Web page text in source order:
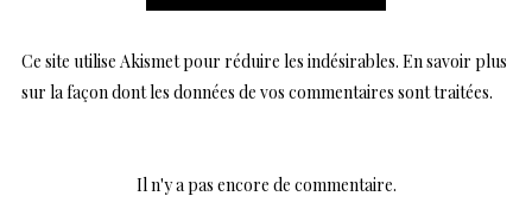
Ce site utilise Akismet pour réduire les indésirables. En savoir plus
sur la façon dont les données de vos commentaires sont traitées.
Il n'y a pas encore de commentaire.